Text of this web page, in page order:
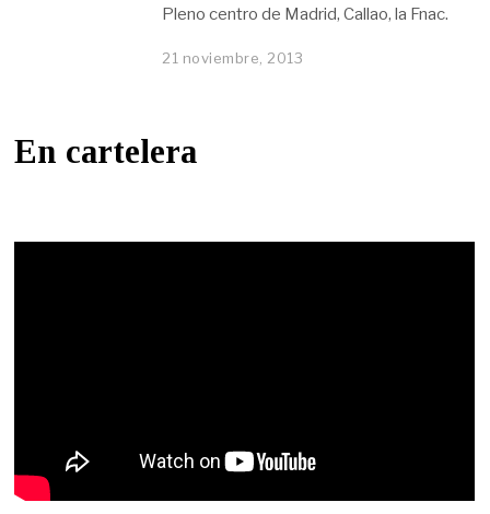
Pleno centro de Madrid, Callao, la Fnac.
21 noviembre, 2013
En cartelera